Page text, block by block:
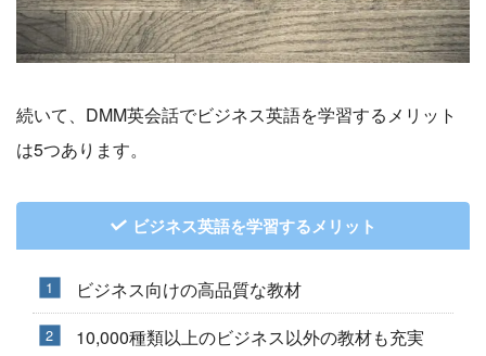
続いて、DMM英会話でビジネス英語を学習するメリット
は5つあります。
ビジネス英語を学習するメリット
ビジネス向けの高品質な教材
10,000種類以上のビジネス以外の教材も充実